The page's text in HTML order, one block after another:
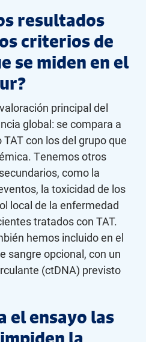
resultados
criterios de
se miden en el
principal del
global: se compara a
con los del grupo que
Tenemos otros
como la
la toxicidad de los
local de la enfermedad
tratados con TAT.
hemos incluido en el
sangre opcional, con un
(ctDNA) previsto
el ensayo las